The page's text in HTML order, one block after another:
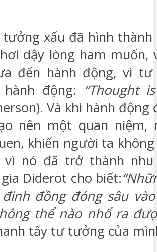
xấu đã hình thành
dậy lòng ham muốn,
đến hành động, vì
động: “Thought
Và khi hành động
nên một quan niệm,
khiến người ta
vì nó đã trở thành
Diderot cho biết:
đồng đóng sâu
thể nào nhổ ra
tẩy tư tưởng của